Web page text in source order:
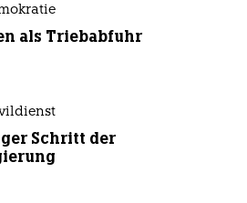
als Triebabfuhr
Schritt der